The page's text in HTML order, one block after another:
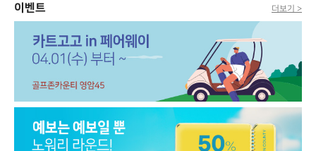
이벤트 더보기 >